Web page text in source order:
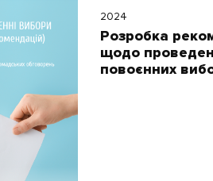
2024
Розробка
щодо
повоєнних